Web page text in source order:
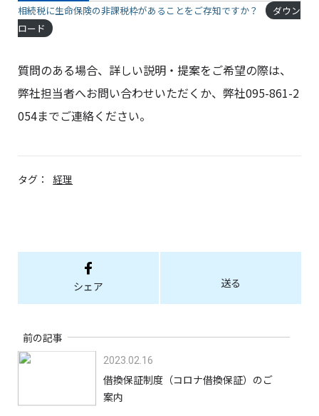
相続税に生命保険の非課税枠があることをご存知ですか？
ダウン
ロード
質問のある場合、詳しい説明・提案をご希望の際は、
弊社担当者へお問い合わせいただくか、弊社095-861-2
054までご連絡ください。
タグ： 経理
シェア 送る
前の記事
2023.02.16
借換保証制度（コロナ借換保証）のご
案内